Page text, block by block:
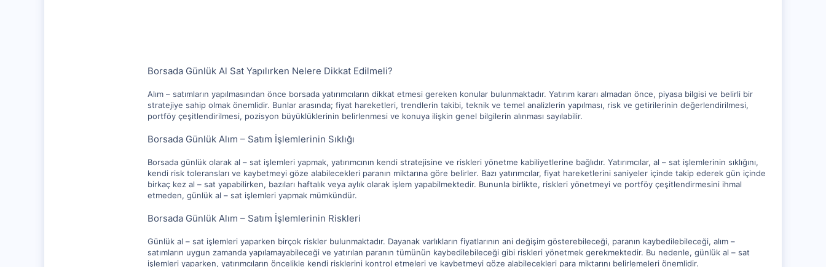
Borsada Günlük Al Sat Yapılırken Nelere Dikkat Edilmeli?
Alım – satımların yapılmasından önce borsada yatırımcıların dikkat etmesi gereken konular bulunmaktadır. Yatırım kararı almadan önce, piyasa bilgisi ve belirli bir
stratejiye sahip olmak önemlidir. Bunlar arasında; fiyat hareketleri, trendlerin takibi, teknik ve temel analizlerin yapılması, risk ve getirilerinin değerlendirilmesi,
portföy çeşitlendirilmesi, pozisyon büyüklüklerinin belirlenmesi ve konuya ilişkin genel bilgilerin alınması sayılabilir.
Borsada Günlük Alım – Satım İşlemlerinin Sıklığı
Borsada günlük olarak al – sat işlemleri yapmak, yatırımcının kendi stratejisine ve riskleri yönetme kabiliyetlerine bağlıdır. Yatırımcılar, al – sat işlemlerinin sıklığını,
kendi risk toleransları ve kaybetmeyi göze alabilecekleri paranın miktarına göre belirler. Bazı yatırımcılar, fiyat hareketlerini saniyeler içinde takip ederek gün içinde
birkaç kez al – sat yapabilirken, bazıları haftalık veya aylık olarak işlem yapabilmektedir. Bununla birlikte, riskleri yönetmeyi ve portföy çeşitlendirmesini ihmal
etmeden, günlük al – sat işlemleri yapmak mümkündür.
Borsada Günlük Alım – Satım İşlemlerinin Riskleri
Günlük al – sat işlemleri yaparken birçok riskler bulunmaktadır. Dayanak varlıkların fiyatlarının ani değişim gösterebileceği, paranın kaybedilebileceği, alım –
satımların uygun zamanda yapılamayabileceği ve yatırılan paranın tümünün kaybedilebileceği gibi riskleri yönetmek gerekmektedir. Bu nedenle, günlük al – sat
işlemleri yaparken, yatırımcıların öncelikle kendi risklerini kontrol etmeleri ve kaybetmeyi göze alabilecekleri para miktarını belirlemeleri önemlidir.